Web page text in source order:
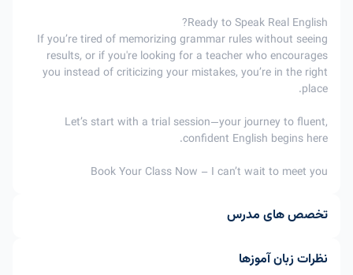
Ready to Speak Real English?
If you’re tired of memorizing grammar rules without seeing
results, or if you're looking for a teacher who encourages
you instead of criticizing your mistakes, you’re in the right
place.
Let’s start with a trial session—your journey to fluent,
confident English begins here.
Book Your Class Now – I can’t wait to meet you
تخصص های مدرس
نظرات زبان آموزها